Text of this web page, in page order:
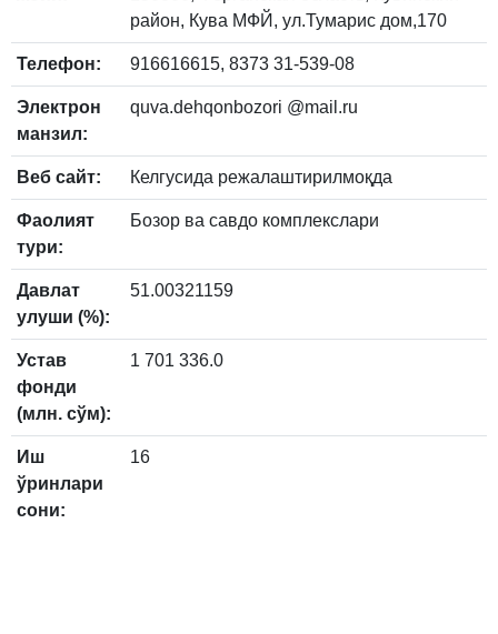
район, Кува МФЙ, ул.Тумарис дом,170
Телефон: 916616615, 8373 31-539-08
Электрон
манзил:
quva.dehqonbozori @mail.ru
Веб сайт: Келгусида режалаштирилмоқда
Фаолият
тури:
Бозор ва савдо комплекслари
Давлат
улуши (%):
51.00321159
Устав
фонди
(млн. сўм):
1 701 336.0
Иш
ўринлари
сони:
16